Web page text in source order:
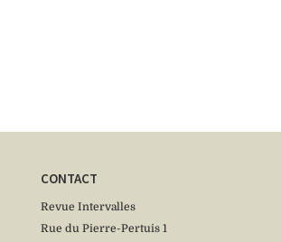
CONTACT
Revue Intervalles
Rue du Pierre-Pertuis 1